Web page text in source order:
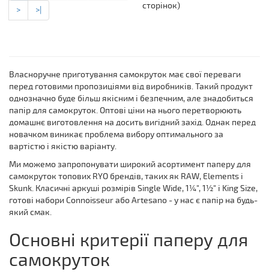
>
>|
сторінок)
Власноручне приготування самокруток має свої переваги
перед готовими пропозиціями від виробників. Такий продукт
однозначно буде більш якісним і безпечним, але знадобиться
папір для самокруток. Оптові ціни на нього перетворюють
домашнє виготовлення на досить вигідний захід. Однак перед
новачком виникає проблема вибору оптимального за
вартістю і якістю варіанту.
Ми можемо запропонувати широкий асортимент паперу для
самокруток топових RYO брендів, таких як RAW, Elements і
Skunk. Класичні аркуші розмірів Single Wide, 1¼", 1½" і King Size,
готові набори Connoisseur або Artesano - у нас є папір на будь-
який смак.
Основні критерії паперу для
самокруток